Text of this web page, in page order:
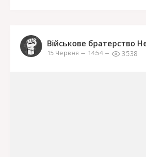
Військове братерство
15 Червня 14:54 3538